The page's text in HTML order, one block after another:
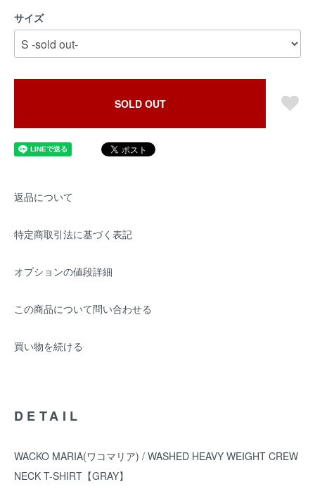
サイズ
SOLD OUT
返品について
特定商取引法に基づく表記
オプションの値段詳細
この商品について問い合わせる
買い物を続ける
DETAIL
WACKO MARIA(ワコマリア) / WASHED HEAVY WEIGHT CREW
NECK T-SHIRT【GRAY】